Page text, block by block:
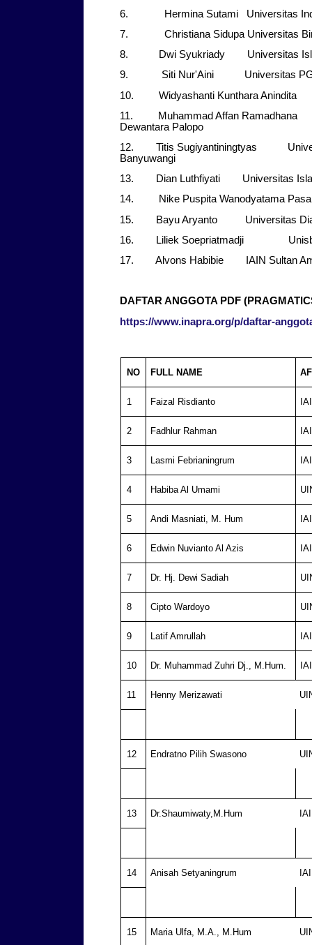
6. Hermina Sutami Universitas
7. Christiana Sidupa Universitas
8. Dwi Syukriady Universitas
9. Siti Nur'Aini Universitas
10. Widyashanti Kunthara Anindita
11. Muhammad Affan Ramadhana
Dewantara Palopo
12. Titis Sugiyantiningtyas
Banyuwangi
13. Dian Luthfiyati Universitas
14. Nike Puspita Wanodyatama
15. Bayu Aryanto Universitas
16. Liliek Soepriatmadji
17. Alvons Habibie IAIN Sultan
DAFTAR ANGGOTA PDF
https://www.inapra.org/p/daftar-
NO FULL NAME
1 Faizal Risdianto
2 Fadhlur Rahman
3 Lasmi Febrianingrum
4 Habiba Al Umami
5 Andi Masniati, M. Hum
6 Edwin Nuvianto Al Azis
7 Dr. Hj. Dewi Sadiah
8 Cipto Wardoyo
9 Latif Amrullah
10 Dr. Muhammad Zuhri Dj., M.Hum.
11 Henny Merizawati
12 Endratno Pilih Swasono
13 Dr.Shaumiwaty,M.Hum
14 Anisah Setyaningrum
15 Maria Ulfa, M.A., M.Hum